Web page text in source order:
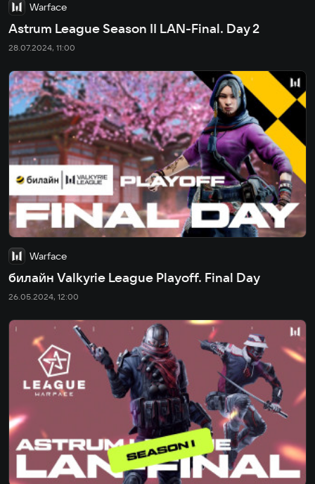
Warface
Astrum League Season II LAN-Final. Day 2
28.07.2024, 11:00
Warface
билайн Valkyrie League Playoff. Final Day
26.05.2024, 12:00